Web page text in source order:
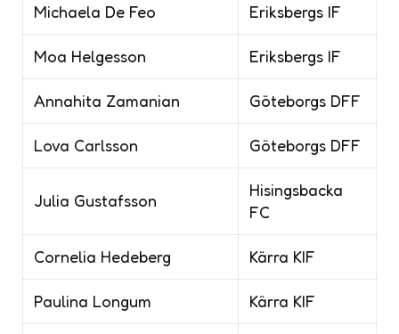
Michaela De Feo Eriksbergs IF
Moa Helgesson Eriksbergs IF
Annahita Zamanian Göteborgs DFF
Lova Carlsson Göteborgs DFF
Julia Gustafsson
Hisingsbacka
FC
Cornelia Hedeberg Kärra KIF
Paulina Longum Kärra KIF